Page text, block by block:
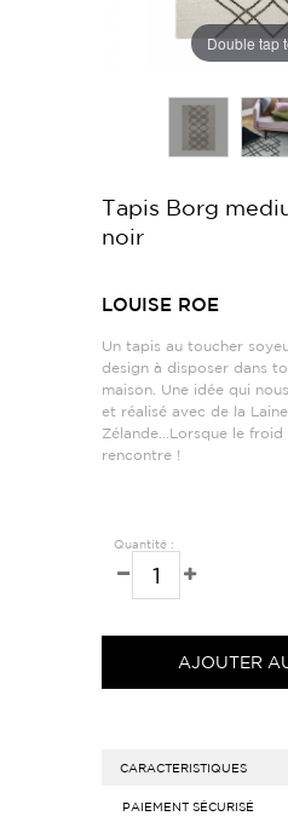
Double tap
Tapis Borg
noir
LOUISE ROE
Un tapis au toucher
design à disposer dans
maison. Une idée qui
et réalisé avec de la
Zélande…Lorsque le froid
rencontre !
Quantité :
AJOUTER
CARACTERISTIQUES
PAIEMENT SÉCURISÉ